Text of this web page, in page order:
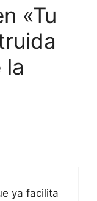
«Tu
la
ya facilita